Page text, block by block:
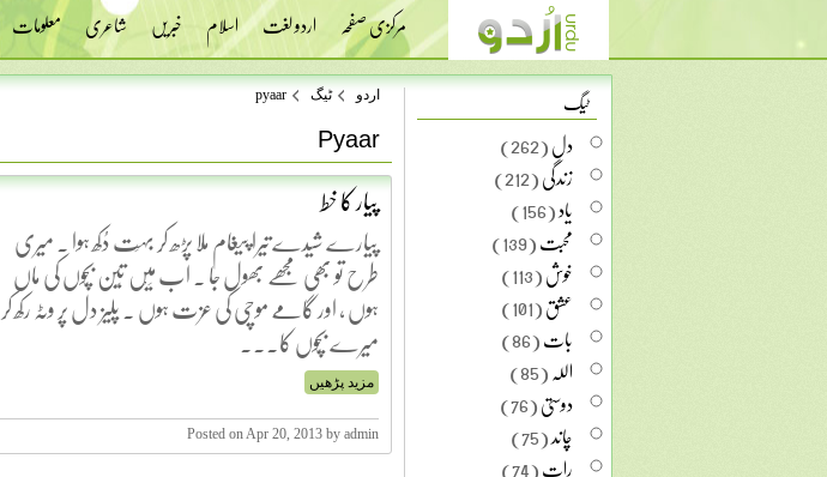
مرکزی صفحہ اردو لغت اسلام خبریں شاعری معلومات
اردو ٹیگ pyaar
Pyaar
پیار کا خط
پیارے شیدے تیرا پیغام ملا پڑھ کر بہَت دُکھ ہوا . میری
طرح تو بھی مجھے بھول جا . اب مَیْں تِین بچّوں کی ماں
ہوں ، اور گامے موچی کی عزت ہوں . پلیز دل پر وٹہ رکھ کر
میرے بچّوں کا...
مزید پڑھیں
Posted on Apr 20, 2013 by admin
ٹیگ
دل(262)
زندگی(212)
یاد(156)
محبت(139)
خوش(113)
عشق(101)
بات(86)
اللہ(85)
دوستی(76)
چاند(75)